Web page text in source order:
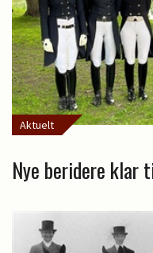
Aktuelt
Nye beridere klar